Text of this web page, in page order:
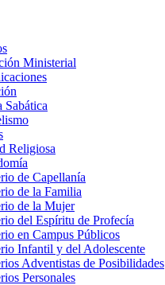
Ministerial
Sabática
Religiosa
de Capellanía
de la Familia
de la Mujer
del Espíritu de Profecía
en Campus Públicos
Infantil y del Adolescente
Adventistas de Posibilidades
Personales